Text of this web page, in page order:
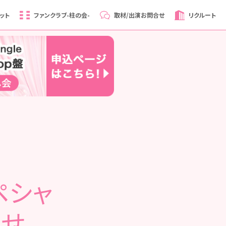
ト ファンクラブ-柱の会- 取材/出演お問合せ リクルート
シャ